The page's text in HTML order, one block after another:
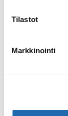
Tilastot
Markkinointi
Stamsund,